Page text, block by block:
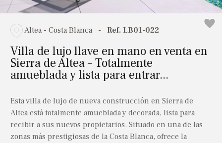
Altea - Costa Blanca - Ref. LB01-022
Villa de lujo llave en mano en venta en
Sierra de Altea – Totalmente
amueblada y lista para entrar...
Esta villa de lujo de nueva construcción en Sierra de
Altea está totalmente amueblada y decorada, lista para
recibir a sus nuevos propietarios. Situado en una de las
zonas más prestigiosas de la Costa Blanca, ofrece la